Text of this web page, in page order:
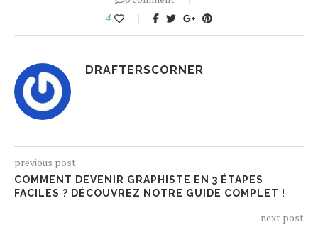
4
DRAFTERSCORNER
previous post
COMMENT DEVENIR GRAPHISTE EN 3 ÉTAPES
FACILES ? DÉCOUVREZ NOTRE GUIDE COMPLET !
next post